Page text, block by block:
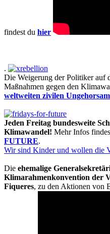
findest du hier
.
Die Weigerung der Politiker auf
Maßnahmen gegen den
weltweiten zivilen
Jeden Freitag bundesweite
Klimawandel! Mehr Infos
FUTURE.
Wir sind Kinder und wollen die
Die ehemalige
Klimarahmenkonvention der
Fiqueres, zu den Aktionen von